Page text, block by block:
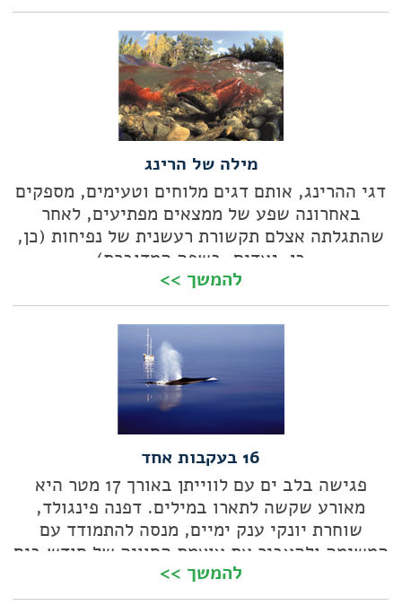
מילה של הרינג
דגי ההרינג, אותם דגים מלוחים וטעימים, מספקים
באחרונה שפע של ממצאים מפתיעים, לאחר
שהתגלתה אצלם תקשורת רעשנית של נפיחות (כן,
כן, נאדים, בשפה המדוברת)
להמשך >>
16 בעקבות אחד
פגישה בלב ים עם לווייתן באורך 17 מטר היא
מאורע שקשה לתארו במילים. דפנה פינגולד,
שוחרת יונקי ענק ימיים, מנסה להתמודד עם
המשימה ולהעביר את עוצמת החוויה של חודש בים
הליגורי ב'מצוד' אחר הלווייתן המצוי
להמשך >>